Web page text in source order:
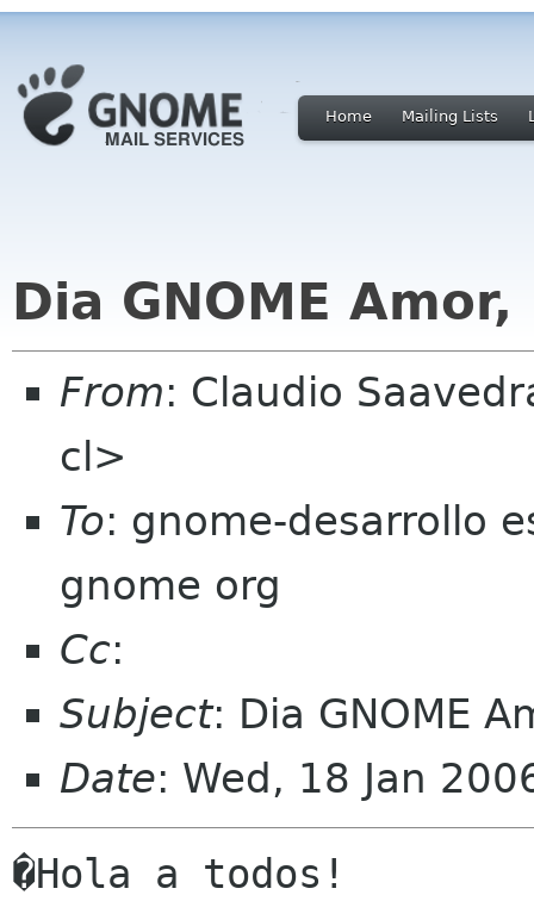
Home Mailing Lists
Dia GNOME
From: Claudio
cl>
To: gnome-desarrollo
gnome org
Cc:
Subject: Dia GNOME
Date: Wed, 18 Jan
�Hola a todos!